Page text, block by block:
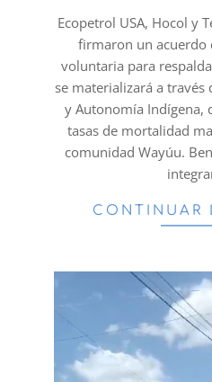
20
Ecopetrol USA, Hocol y
firmaron un acuerdo
voluntaria para
se materializará a través
y Autonomía Indígena,
tasas de mortalidad
comunidad Wayúu.
CONTINUAR